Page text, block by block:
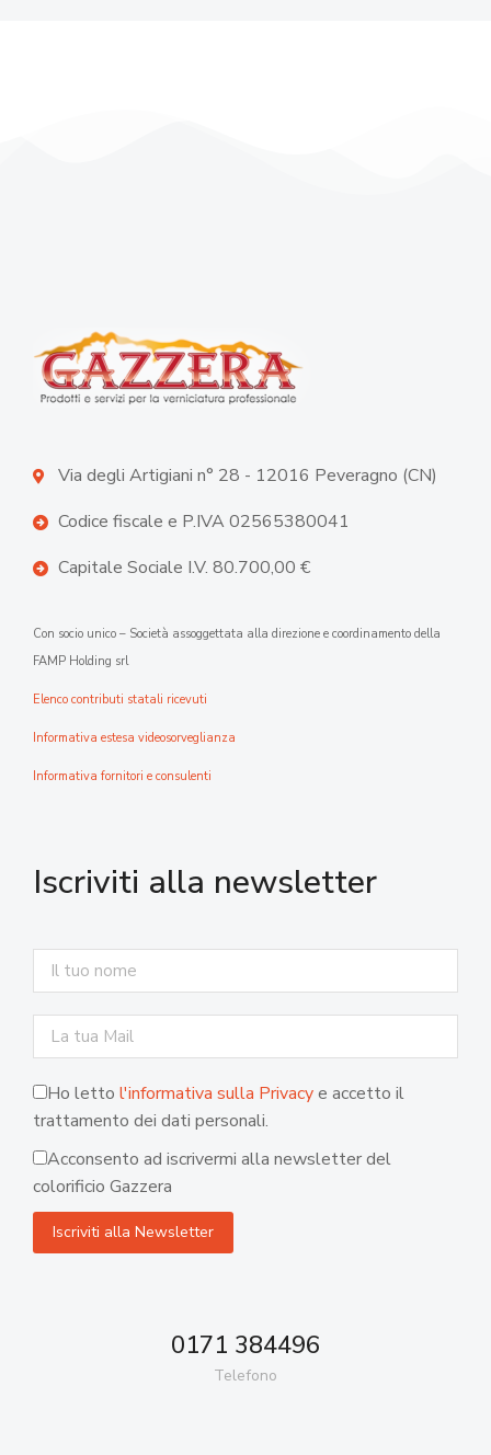
Via degli Artigiani n° 28 - 12016 Peveragno (CN)
Codice fiscale e P.IVA 02565380041
Capitale Sociale I.V. 80.700,00 €
Con socio unico – Società assoggettata alla direzione e coordinamento della
FAMP Holding srl
Elenco contributi statali ricevuti
Informativa estesa videosorveglianza
Informativa fornitori e consulenti
Iscriviti alla newsletter
Ho letto l'informativa sulla Privacye accetto il
trattamento dei dati personali.
Acconsento ad iscrivermi alla newsletter del
colorificio Gazzera
0171 384496
Telefono